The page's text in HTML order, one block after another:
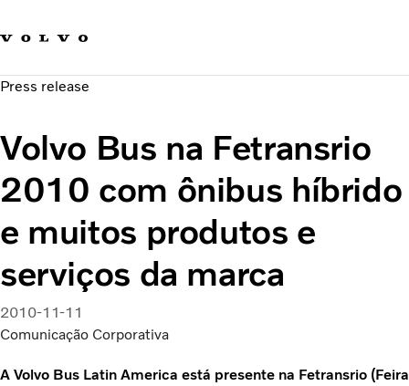
Carreira
Sustentabilidade e Segurança
Press release
Volvo Bus na Fetransrio
2010 com ônibus híbrido
e muitos produtos e
serviços da marca
2010-11-11
Comunicação Corporativa
A Volvo Bus Latin America está presente na Fetransrio (Feira